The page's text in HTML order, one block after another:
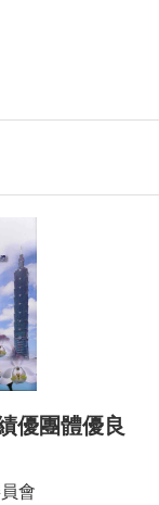
優團體優良
會